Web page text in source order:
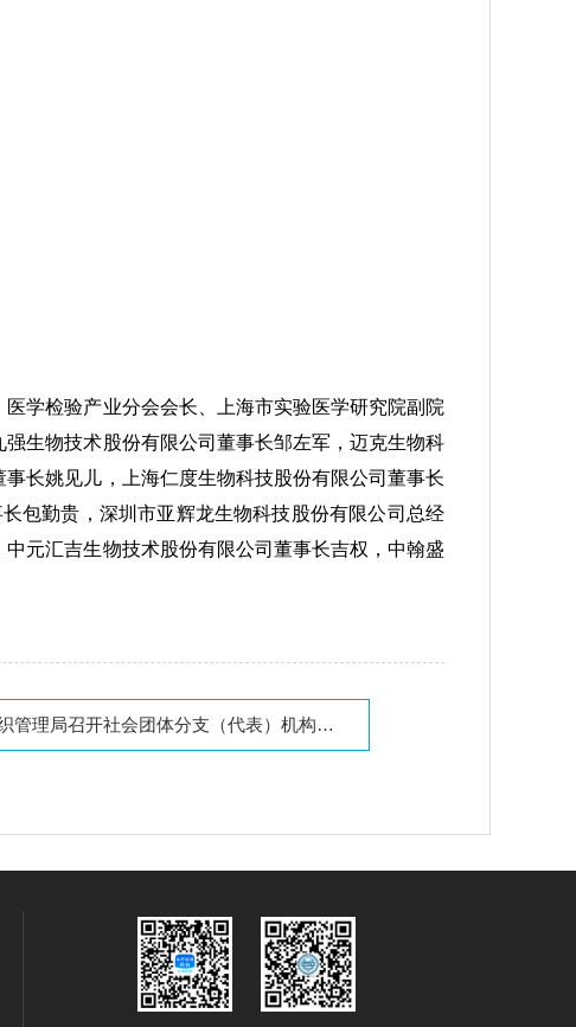
学检验产业分会会长、上海市实验医学研究院副院
生物技术股份有限公司董事长邹左军，迈克生物科
长姚见儿，上海仁度生物科技股份有限公司董事长
包勤贵，深圳市亚辉龙生物科技股份有限公司总经
元汇吉生物技术股份有限公司董事长吉权，中翰盛
会团体分支（代表）机构专项整治行动总结交流暨社会组织专项工作调度会